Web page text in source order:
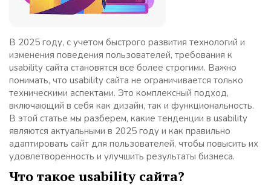
В 2025 году, с учетом быстрого развития технологий и
изменения поведения пользователей, требования к
usability сайта становятся все более строгими. Важно
понимать, что usability сайта не ограничивается только
техническими аспектами. Это комплексный подход,
включающий в себя как дизайн, так и функциональность.
В этой статье мы разберем, какие тенденции в usability
являются актуальными в 2025 году и как правильно
адаптировать сайт для пользователей, чтобы повысить их
удовлетворенность и улучшить результаты бизнеса.
Что такое usability сайта?